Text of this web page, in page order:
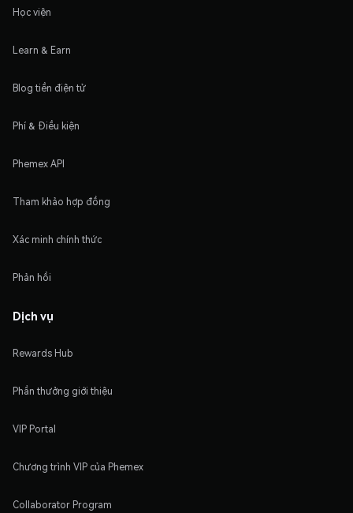
Học viện
Learn & Earn
Blog tiền điện tử
Phí & Điều kiện
Phemex API
Tham khảo hợp đồng
Xác minh chính thức
Phản hồi
Dịch vụ
Rewards Hub
Phần thưởng giới thiệu
VIP Portal
Chương trình VIP của Phemex
Collaborator Program